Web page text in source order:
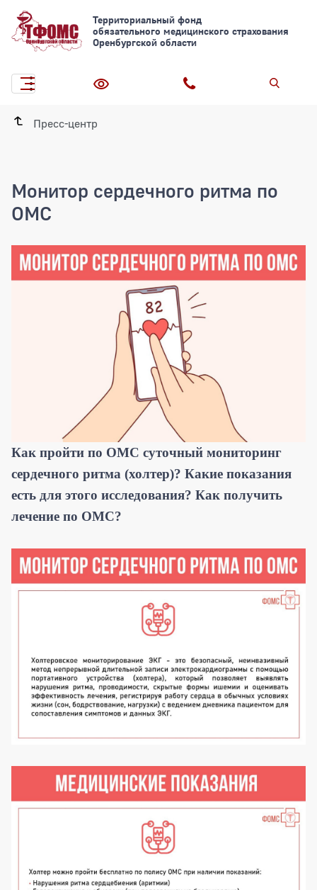
Территориальный фонд
обязательного медицинского страхования
Оренбургской области
Пресс-центр
Монитор сердечного ритма по
ОМС
Монитор сердечного ритма по ОМС
Как пройти по ОМС суточный мониторинг
сердечного ритма (холтер)? Какие показания
есть для этого исследования? Как получить
лечение по ОМС?